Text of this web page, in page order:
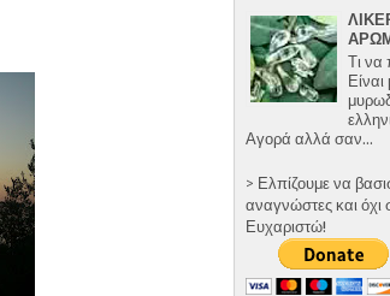
Τι να
Αγορά αλλά σαν...
> Ελπίζουμε να
αναγνώστες και όχι
Ευχαριστώ!